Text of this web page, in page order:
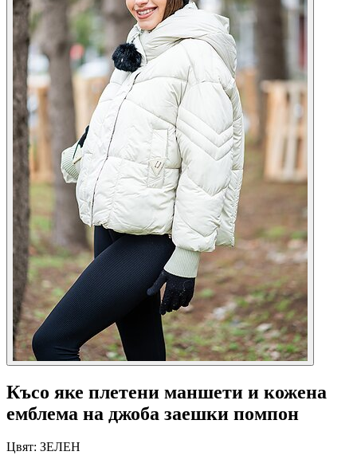
Късо яке плетени маншети и кожена
емблема на джоба заешки помпон
Цвят: ЗЕЛЕН